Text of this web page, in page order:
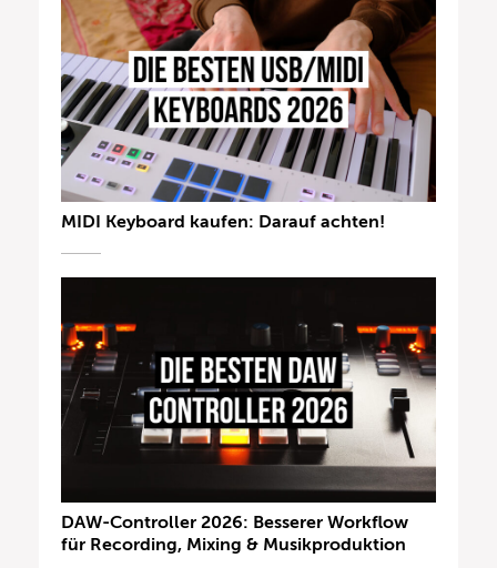
MIDI Keyboard kaufen: Darauf achten!
DAW-Controller 2026: Besserer Workflow
für Recording, Mixing & Musikproduktion